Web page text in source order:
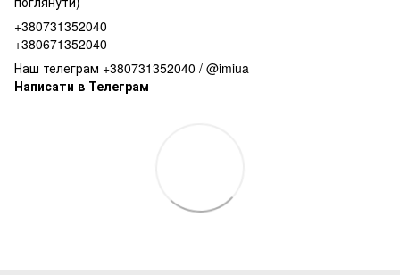
+380731352040
+380671352040
Наш телеграм +380731352040 / @imiua
Написати в Телеграм